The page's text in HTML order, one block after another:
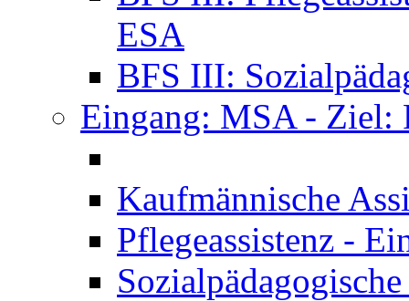
ESA
BFS III:
Eingang: MSA - Ziel:
Kaufmännische
Pflegeassistenz -